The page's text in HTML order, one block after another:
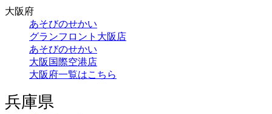
大阪府
あそびのせかい
グランフロント大阪店
あそびのせかい
大阪国際空港店
大阪府一覧はこちら
兵庫県